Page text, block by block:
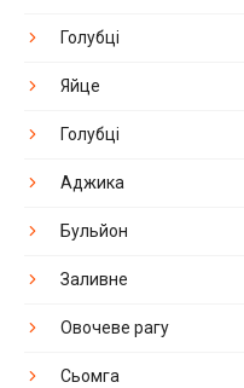
Голубці
Яйце
Голубці
Аджика
Бульйон
Заливне
Овочеве рагу
Сьомга